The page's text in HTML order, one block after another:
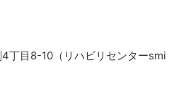
丁目8-10（リハビリセンターsmi